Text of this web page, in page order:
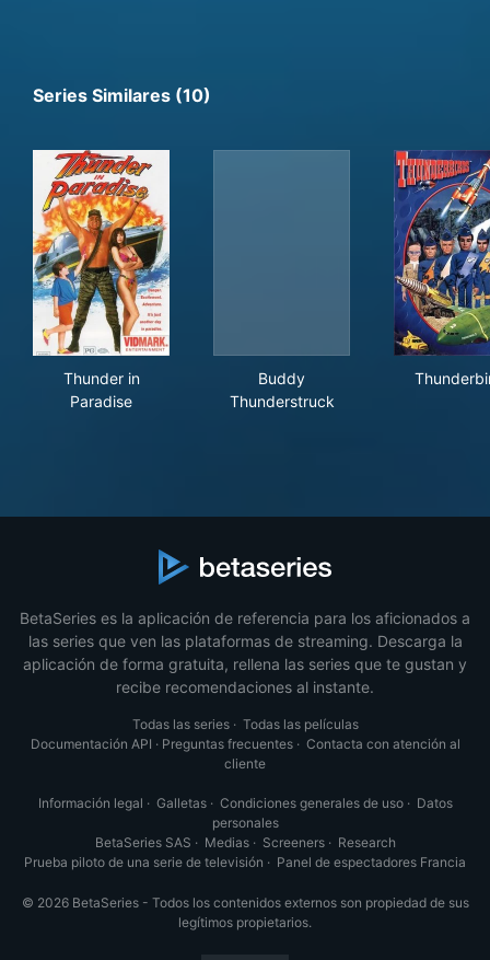
Series Similares (10)
Thunder in
Paradise
Buddy
Thunderstruck
BetaSeries es la aplicación de referencia para los aficionados a
las series que ven las plataformas de streaming. Descarga la
aplicación de forma gratuita, rellena las series que te gustan y
recibe recomendaciones al instante.
Todas las series· Todas las películas
Documentación API · Preguntas frecuentes· Contacta con atención al
cliente
Información legal · Galletas· Condiciones generales de uso· Datos
personales
BetaSeries SAS · Medias· Screeners· Research
Prueba piloto de una serie de televisión · Panel de espectadores Francia
© 2026 BetaSeries - Todos los contenidos externos son propiedad de sus
legítimos propietarios.